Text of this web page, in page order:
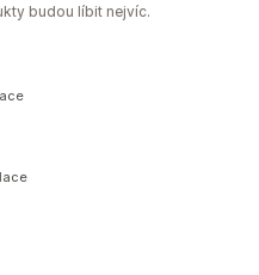
budou líbit nejvíc.